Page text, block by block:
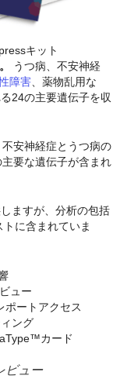
キット
うつ病、不安神経
障害 、薬物乱用な
24の主要遺伝子を収
安神経症とうつ病の
要な遺伝子が含まれ
ますが、分析の包括
に含まれていま
ュー
ポートアクセス
ング
カード
ビュー